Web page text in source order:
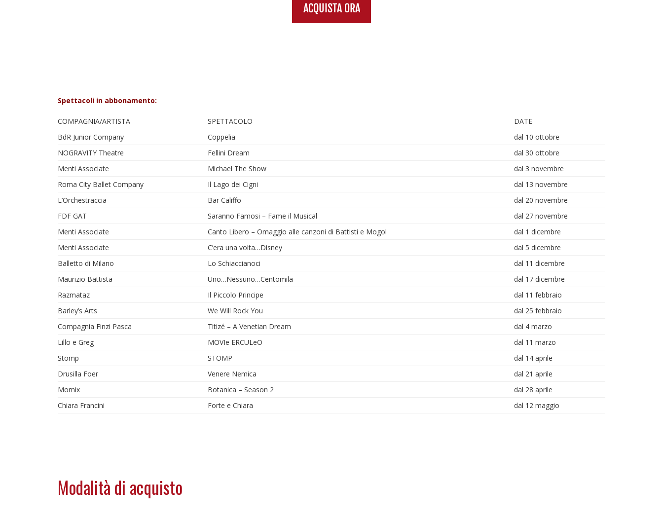
ACQUISTA ORA
Spettacoli in abbonamento:
COMPAGNIA/ARTISTA SPETTACOLO
DATE
BdR Junior Company
Coppelia
dal 10 ottobre
NOGRAVITY Theatre
Fellini Dream
dal 30 ottobre
Menti Associate
Michael The Show
dal 3 novembre
Roma City Ballet Company
Il Lago dei Cigni
dal 13 novembre
L’Orchestraccia
Bar Califfo
dal 20 novembre
FDF GAT
Saranno Famosi – Fame il Musical
dal 27 novembre
Menti Associate
Canto Libero – Omaggio alle canzoni di Battisti e Mogol
dal 1 dicembre
Menti Associate
C’era una volta…Disney
dal 5 dicembre
Balletto di Milano
Lo Schiaccianoci
dal 11 dicembre
Maurizio Battista
Uno…Nessuno…Centomila
dal 17 dicembre
Razmataz
Il Piccolo Principe
dal 11 febbraio
Barley’s Arts
We Will Rock You
dal 25 febbraio
Compagnia Finzi Pasca
Titizé – A Venetian Dream
dal 4 marzo
Lillo e Greg
MOVIe ERCULeO
dal 11 marzo
Stomp
STOMP
dal 14 aprile
Drusilla Foer
Venere Nemica
dal 21 aprile
Momix
Botanica – Season 2
dal 28 aprile
Chiara Francini
Forte e Chiara dal 12 maggio
Modalità di acquisto